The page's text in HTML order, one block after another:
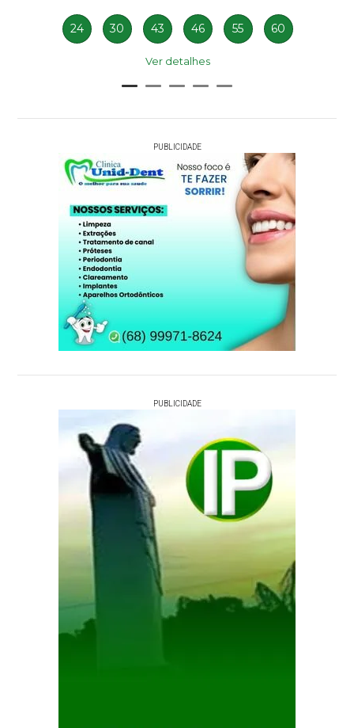
24 30 43 46 55 60
Ver detalhes
PUBLICIDADE
PUBLICIDADE